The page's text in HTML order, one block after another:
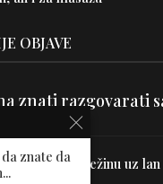
OBJAVE
znati razgovarati
normalizujte težinu uz
znate da